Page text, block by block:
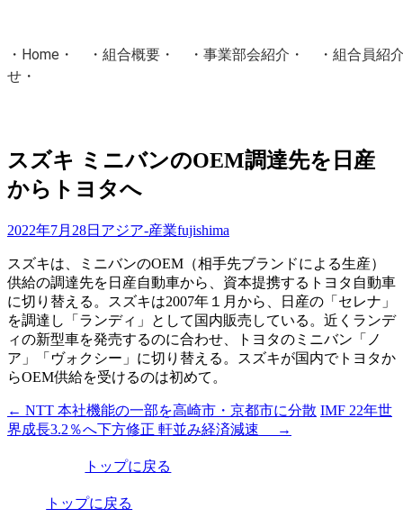
・ Home ・ ・ 組合概要 ・ ・ 事業部会紹介 ・ ・ 組合員紹
せ ・
国土交通省・経済産業省・農林水産省・厚生労働省 認可
スズキ ミニバンのOEM調達先を日産
からトヨタへ
2022年7月28日 アジア-産業fujishima
スズキは、ミニバンのOEM（相手先ブランドによる生産）
供給の調達先を日産自動車から、資本提携するトヨタ自動車
に切り替える。スズキは2007年１月から、日産の「セレナ」
を調達し「ランディ」として国内販売している。近くランデ
ィの新型車を発売するのに合わせ、トヨタのミニバン「ノ
ア」「ヴォクシー」に切り替える。スズキが国内でトヨタか
らOEM供給を受けるのは初めて。
投
稿
← NTT 本社機能の一部を高崎市・京都市に分散 IMF 22年世
界成長3.2％へ下方修正 軒並み経済減速
→
トップに戻る
トップに戻る